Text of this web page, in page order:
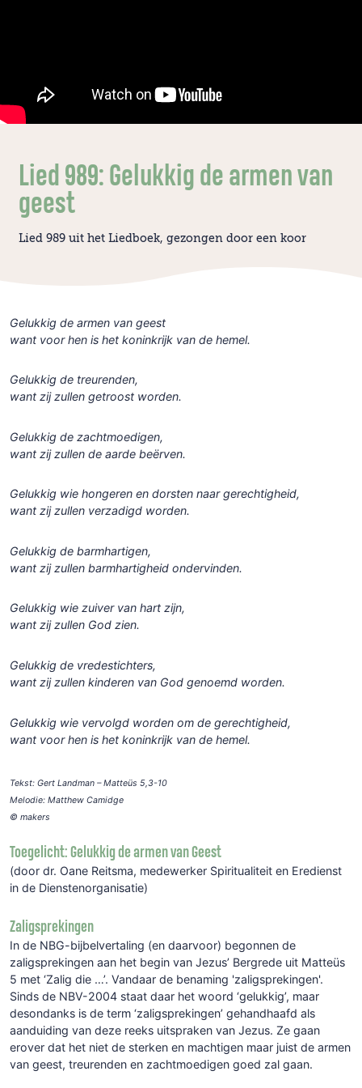
Lied 989: Gelukkig de armen van
geest
Lied 989 uit het Liedboek, gezongen door een koor
Gelukkig de armen van geest
want voor hen is het koninkrijk van de hemel.
Gelukkig de treurenden,
want zij zullen getroost worden.
Gelukkig de zachtmoedigen,
want zij zullen de aarde beërven.
Gelukkig wie hongeren en dorsten naar gerechtigheid,
want zij zullen verzadigd worden.
Gelukkig de barmhartigen,
want zij zullen barmhartigheid ondervinden.
Gelukkig wie zuiver van hart zijn,
want zij zullen God zien.
Gelukkig de vredestichters,
want zij zullen kinderen van God genoemd worden.
Gelukkig wie vervolgd worden om de gerechtigheid,
want voor hen is het koninkrijk van de hemel.
Tekst: Gert Landman – Matteüs 5,3-10
Melodie: Matthew Camidge
© makers
Toegelicht: Gelukkig de armen van Geest
(door dr. Oane Reitsma, medewerker Spiritualiteit en Eredienst
in de Dienstenorganisatie)
Zaligsprekingen
In de NBG-bijbelvertaling (en daarvoor) begonnen de
zaligsprekingen aan het begin van Jezus’ Bergrede uit Matteüs
5 met ‘Zalig die …’. Vandaar de benaming 'zaligsprekingen'.
Sinds de NBV-2004 staat daar het woord ‘gelukkig’, maar
desondanks is de term ‘zaligsprekingen’ gehandhaafd als
aanduiding van deze reeks uitspraken van Jezus. Ze gaan
erover dat het niet de sterken en machtigen maar juist de armen
van geest, treurenden en zachtmoedigen goed zal gaan.